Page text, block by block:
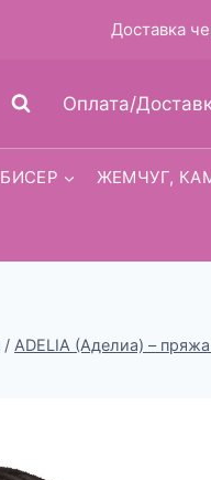
Оплата/
БИСЕР ЖЕМЧУГ,
/ ADELIA (Аделиа) –
Доставка